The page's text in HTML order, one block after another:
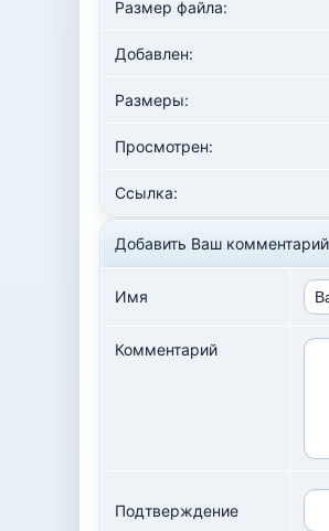
Размер файла:
Добавлен:
Размеры:
Просмотрен:
Ссылка:
Добавить Ваш комментарий
Имя
Комментарий
Подтверждение